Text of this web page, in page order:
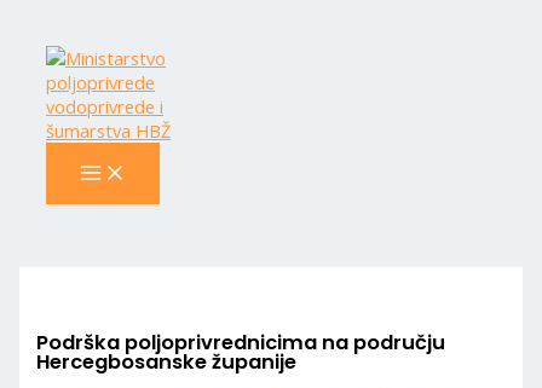
content
Podrška poljoprivrednicima na području
Hercegbosanske županije